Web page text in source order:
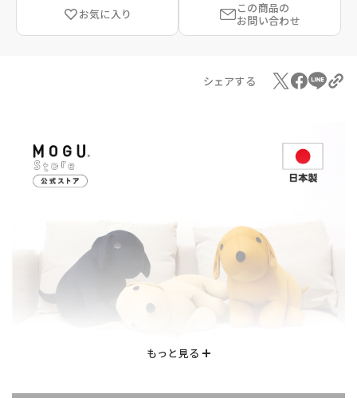
お気に入り
この商品の
お問い合わせ
シェアする